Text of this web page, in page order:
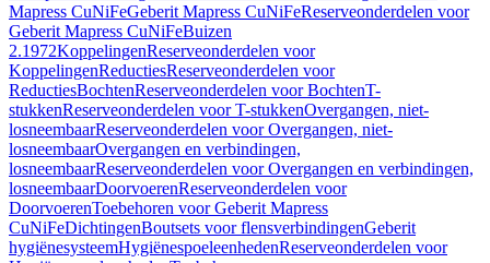
Mapress CuNiFeGeberit Mapress CuNiFeReserveonderdelen voor
Geberit Mapress CuNiFeBuizen
2.1972KoppelingenReserveonderdelen voor
KoppelingenReductiesReserveonderdelen voor
ReductiesBochtenReserveonderdelen voor BochtenT-
stukkenReserveonderdelen voor T-stukkenOvergangen, niet-
losneembaarReserveonderdelen voor Overgangen, niet-
losneembaarOvergangen en verbindingen,
losneembaarReserveonderdelen voor Overgangen en verbindingen,
losneembaarDoorvoerenReserveonderdelen voor
DoorvoerenToebehoren voor Geberit Mapress
CuNiFeDichtingenBoutsets voor flensverbindingenGeberit
hygiënesysteemHygiënespoeleenhedenReserveonderdelen voor